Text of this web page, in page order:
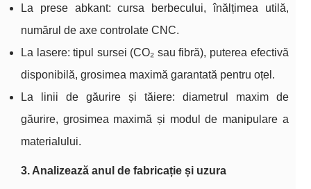
La prese abkant: cursa berbecului, înălțimea utilă,
numărul de axe controlate CNC.
La lasere: tipul sursei (CO₂ sau fibră), puterea efectivă
disponibilă, grosimea maximă garantată pentru oțel.
La linii de găurire și tăiere: diametrul maxim de
găurire, grosimea maximă și modul de manipulare a
materialului.
3. Analizează anul de fabricație și uzura